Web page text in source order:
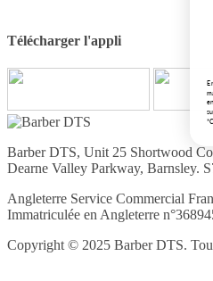
Télécharger l'appli
Barber DTS, Unit 25 Shortwood
Dearne Valley Parkway, Barnsley.
Angleterre Service Commercial
Immatriculée en Angleterre
Copyright © 2025 Barber DTS.